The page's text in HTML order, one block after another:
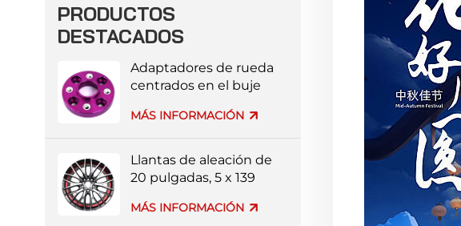
PRODUCTOS
DESTACADOS
Adaptadores de rueda
centrados en el buje
3x112
MÁS INFORMACIÓN
Llantas de aleación de
20 pulgadas, 5 x 139
colores rojo y negro.
MÁS INFORMACIÓN